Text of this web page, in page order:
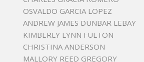
OSVALDO GARCIA LOPEZ
ANDREW JAMES DUNBAR LEBAY
KIMBERLY LYNN FULTON
CHRISTINA ANDERSON
MALLORY REED GREGORY